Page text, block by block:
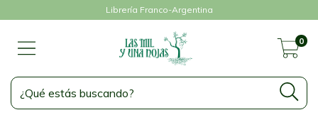
Librería Franco-Argentina
0